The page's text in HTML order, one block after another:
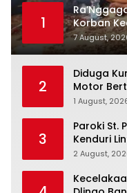
1
Korban
7 August,
2
Diduga
Motor
1 August,
3
Paroki St.
Kenduri
2 August,